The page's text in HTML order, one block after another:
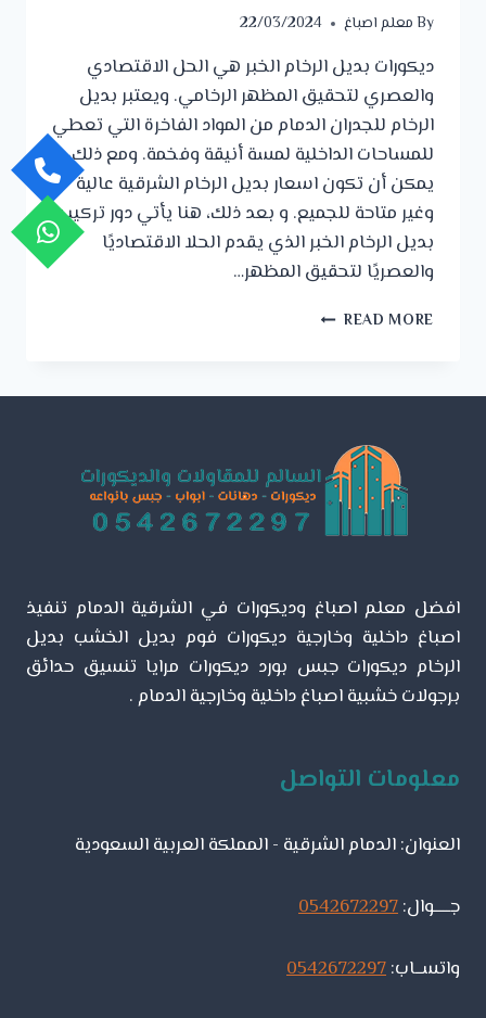
Byمعلم اصباغ 22/03/2024
ديكورات بديل الرخام الخبر هي الحل الاقتصادي
والعصري لتحقيق المظهر الرخامي. ويعتبر بديل
الرخام للجدران الدمام من المواد الفاخرة التي تعطي
للمساحات الداخلية لمسة أنيقة وفخمة. ومع ذلك،
يمكن أن تكون اسعار بديل الرخام الشرقية عالية
وغير متاحة للجميع. و بعد ذلك، هنا يأتي دور تركيب
بديل الرخام الخبر الذي يقدم الحلا الاقتصاديًا
والعصريًا لتحقيق المظهر…
READ MOREديكورات
بديل
الرخام
للجدران
الدمام
الرخام
الشرقية
افضل معلم اصباغ وديكورات في الشرقية الدمام تنفيذ
اصباغ داخلية وخارجية ديكورات فوم بديل الخشب بديل
الرخام ديكورات جبس بورد ديكورات مرايا تنسيق حدائق
برجولات خشبية اصباغ داخلية وخارجية الدمام .
معلومات التواصل
العنوان: الدمام الشرقية - المملكة العربية السعودية
جـــــوال:0542672297
واتســاب:0542672297